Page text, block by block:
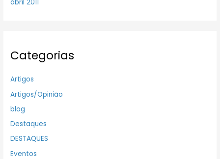
abril 2011
Categorias
Artigos
Artigos/Opinião
blog
Destaques
DESTAQUES
Eventos